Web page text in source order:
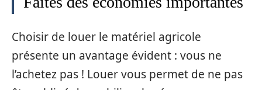
Choisir de louer le matériel agricole
présente un avantage évident : vous ne
l’achetez pas ! Louer vous permet de ne pas